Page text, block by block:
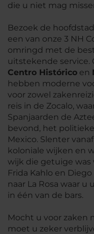
die u niet mag
Bezoek de
een van onze 3 NH
omringd met de
uitstekende service.
Centro Histórico en
hebben moderne
voor zowel
reis in de Zocalo,
Spanjaarden de
bevond, het
Mexico. Slenter
koloniale wijken en
wijk die getuige was
Frida Kahlo en
naar La Rosa waar
in één van de bars.
Mocht u voor zaken
moet u zeker